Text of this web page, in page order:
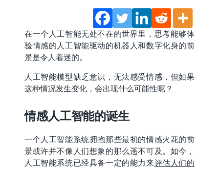
在一个人工智能无处不在的世界里，思考能够体
验情感的人工智能驱动的机器人和数字化身的前
景是令人着迷的。
人工智能模型缺乏意识，无法感受情感，但如果
这种情况发生变化，会出现什么可能性呢？
情感人工智能的诞生
一个人工智能系统拥抱那些最初的情感火花的前
景或许并不像人们想象的那么遥不可及。如今，
人工智能系统已经具备一定的能力来评估人们的